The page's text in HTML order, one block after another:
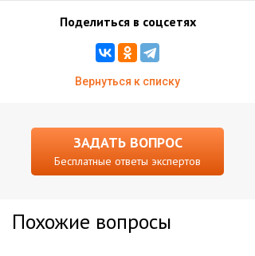
Поделиться в соцсетях
Вернуться к списку
ЗАДАТЬ ВОПРОС
Бесплатные ответы экспертов
Похожие вопросы